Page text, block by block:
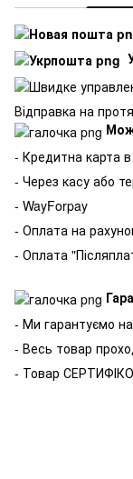
Відправка на
- Кредитна карта в
- Через касу або
- WayForpay
- Оплата на
- Оплата
- Ми гарантуємо
- Весь товар
- Товар